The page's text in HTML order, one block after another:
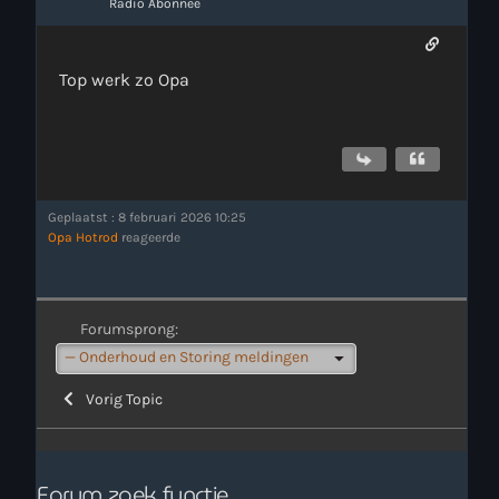
Radio Abonnee
Top werk zo Opa
Geplaatst : 8 februari 2026 10:25
Opa Hotrod reageerde
Forumsprong:
Vorig Topic